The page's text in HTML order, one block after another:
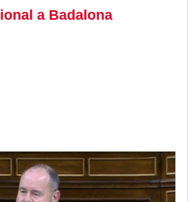
a Badalona